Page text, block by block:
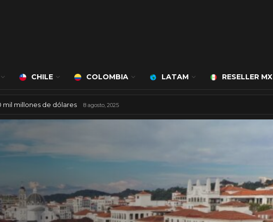
CHILE COLOMBIA LATAM RESELLER MX
mil millones de dólares 8 agosto, 2025
Bert Milan 24 marzo, 2026